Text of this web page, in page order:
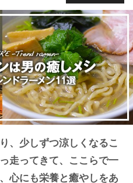
、少しずつ涼しくなるこ
走ってきて、ここらで一
心にも栄養と癒やしをあ